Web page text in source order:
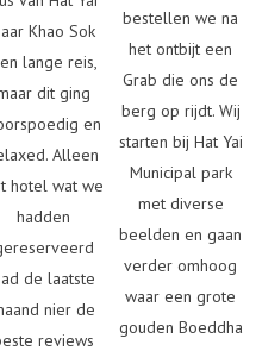
Khao Sok
lange reis,
dit ging
en
Alleen
hotel wat we
hadden
de laatste
nier de
reviews
bestellen we na
het ontbijt een
Grab die ons de
berg op rijdt. Wij
starten bij Hat Yai
Municipal park
met diverse
beelden en gaan
verder omhoog
waar een grote
gouden Boeddha